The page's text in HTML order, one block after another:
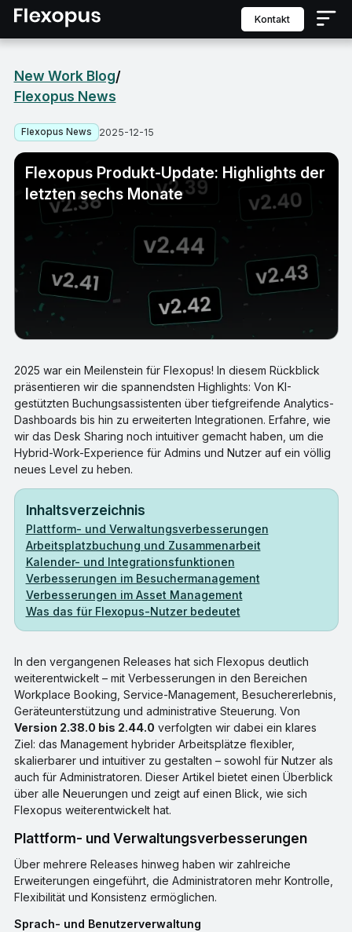
Kontakt
New Work Blog/
Flexopus News
Flexopus News 2025-12-15
Flexopus Produkt-Update: Highlights der
letzten sechs Monate
2025 war ein Meilenstein für Flexopus! In diesem Rückblick
präsentieren wir die spannendsten Highlights: Von KI-
gestützten Buchungsassistenten über tiefgreifende Analytics-
Dashboards bis hin zu erweiterten Integrationen. Erfahre, wie
wir das Desk Sharing noch intuitiver gemacht haben, um die
Hybrid-Work-Experience für Admins und Nutzer auf ein völlig
neues Level zu heben.
Inhaltsverzeichnis
Plattform- und Verwaltungsverbesserungen
Arbeitsplatzbuchung und Zusammenarbeit
Kalender- und Integrationsfunktionen
Verbesserungen im Besuchermanagement
Verbesserungen im Asset Management
Was das für Flexopus-Nutzer bedeutet
In den vergangenen Releases hat sich Flexopus deutlich
weiterentwickelt – mit Verbesserungen in den Bereichen
Workplace Booking, Service-Management, Besuchererlebnis,
Geräteunterstützung und administrative Steuerung. Von
Version 2.38.0 bis 2.44.0 verfolgten wir dabei ein klares
Ziel: das Management hybrider Arbeitsplätze flexibler,
skalierbarer und intuitiver zu gestalten – sowohl für Nutzer als
auch für Administratoren. Dieser Artikel bietet einen Überblick
über alle Neuerungen und zeigt auf einen Blick, wie sich
Flexopus weiterentwickelt hat.
Plattform- und Verwaltungsverbesserungen
Über mehrere Releases hinweg haben wir zahlreiche
Erweiterungen eingeführt, die Administratoren mehr Kontrolle,
Flexibilität und Konsistenz ermöglichen.
Sprach- und Benutzerverwaltung